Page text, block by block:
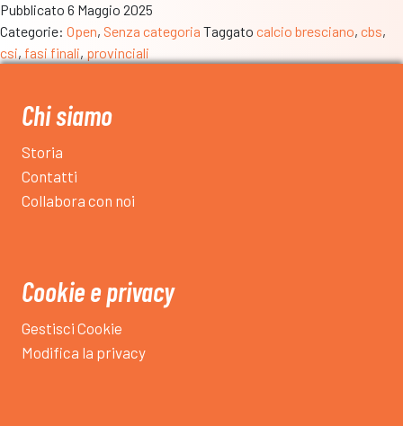
Serie
A
–
Recap
di
quanto
Ottavi
Pubblicato 6 Maggio 2025
Categorie: Open, Senza categoria Taggato calcio bresciano, cbs,
csi, fasi finali, provinciali
Chi siamo
Storia
Contatti
Collabora con noi
Cookie e privacy
Gestisci Cookie
Modifica la privacy